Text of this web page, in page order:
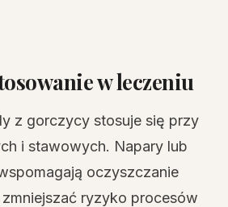
w leczeniu
z gorczycy stosuje się przy
i stawowych. Napary lub
oczyszczanie
ryzyko procesów